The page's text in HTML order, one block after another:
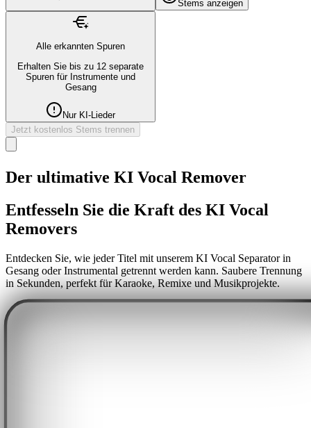
Alle erkannten Spuren
Erhalten Sie bis zu 12 separate
Spuren für Instrumente und
Gesang
Nur KI-Lieder
Jetzt kostenlos Stems trennen
Stems anzeigen
Der ultimative KI Vocal Remover
Entfesseln Sie die Kraft des KI Vocal
Removers
Entdecken Sie, wie jeder Titel mit unserem KI Vocal Separator in
Gesang oder Instrumental getrennt werden kann. Saubere Trennung
in Sekunden, perfekt für Karaoke, Remixe und Musikprojekte.